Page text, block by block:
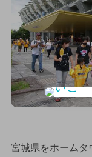
宮城県をホームタ